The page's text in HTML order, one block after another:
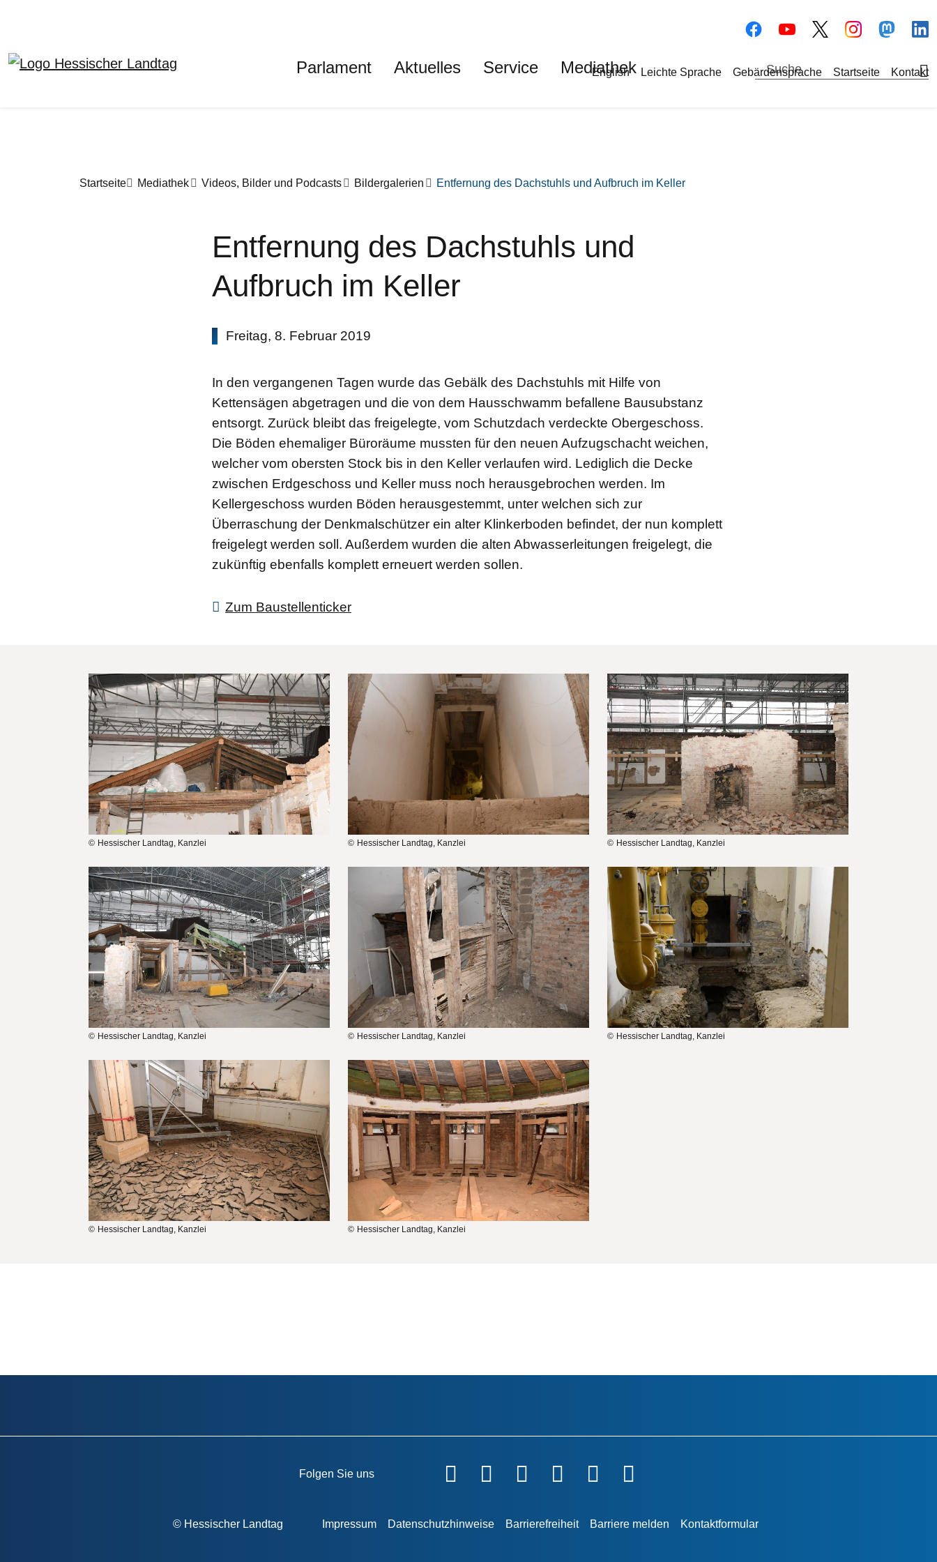
BilddateiBilddatei
Meta-Navigation
English Leichte Sprache Gebärdensprache Startseite Kontakt
Hauptnavigation
Parlament Aktuelles Service Mediathek
Pfadnavigation
Startseite Mediathek Videos, Bilder und Podcasts Bildergalerien Entfernung des Dachstuhls und Aufbruch im Keller
Freitag, 8. Februar 2019
Entfernung des Dachstuhls und
Aufbruch im Keller
In den vergangenen Tagen wurde das Gebälk des Dachstuhls mit Hilfe von
Kettensägen abgetragen und die von dem Hausschwamm befallene Bausubstanz
entsorgt. Zurück bleibt das freigelegte, vom Schutzdach verdeckte Obergeschoss.
Die Böden ehemaliger Büroräume mussten für den neuen Aufzugschacht weichen,
welcher vom obersten Stock bis in den Keller verlaufen wird. Lediglich die Decke
zwischen Erdgeschoss und Keller muss noch herausgebrochen werden. Im
Kellergeschoss wurden Böden herausgestemmt, unter welchen sich zur
Überraschung der Denkmalschützer ein alter Klinkerboden befindet, der nun komplett
freigelegt werden soll. Außerdem wurden die alten Abwasserleitungen freigelegt, die
zukünftig ebenfalls komplett erneuert werden sollen.
Zum Baustellenticker
Bilddatei
Hessischer Landtag, Kanzlei
Bilddatei
Hessischer Landtag, Kanzlei
Bilddatei
Hessischer Landtag, Kanzlei
Bilddatei
Hessischer Landtag, Kanzlei
Bilddatei
Hessischer Landtag, Kanzlei
Bilddatei
Hessischer Landtag, Kanzlei
Bilddatei
Hessischer Landtag, Kanzlei
Bilddatei
Hessischer Landtag, Kanzlei
Folgen Sie uns
© Hessischer Landtag Impressum Datenschutzhinweise Barrierefreiheit Barriere melden Kontaktformular